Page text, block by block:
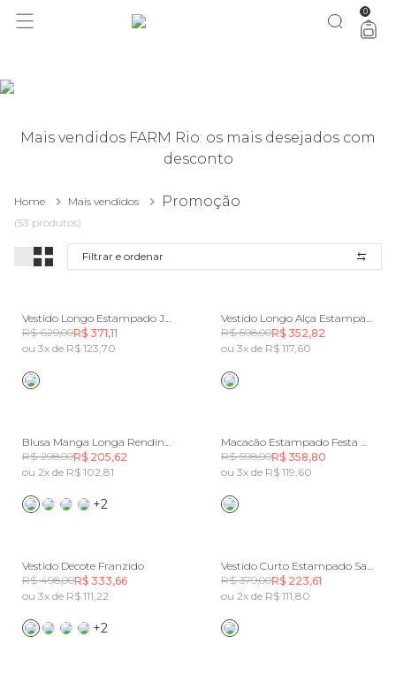
você merece 30% OFF pra comemorar com a gente aproveita! 0
Mais vendidos FARM Rio: os mais desejados com
desconto
Home Mais vendidos Promoção
(53 produtos)
Filtrar e ordenar
Vestido Longo Estampado Jardim Louise
R$ 629,00R$ 371,11
ou 3x de R$ 123,70
Vestido Longo Alça Estampado Floral Siena
R$ 598,00R$ 352,82
ou 3x de R$ 117,60
Blusa Manga Longa Rendinha
R$ 298,00R$ 205,62
ou 2x de R$ 102,81
+2
Macacão Estampado Festa De Concha
R$ 598,00R$ 358,80
ou 3x de R$ 119,60
Vestido Decote Franzido
R$ 498,00R$ 333,66
ou 3x de R$ 111,22
+2
Vestido Curto Estampado Samba No Pé
R$ 379,00R$ 223,61
ou 2x de R$ 111,80